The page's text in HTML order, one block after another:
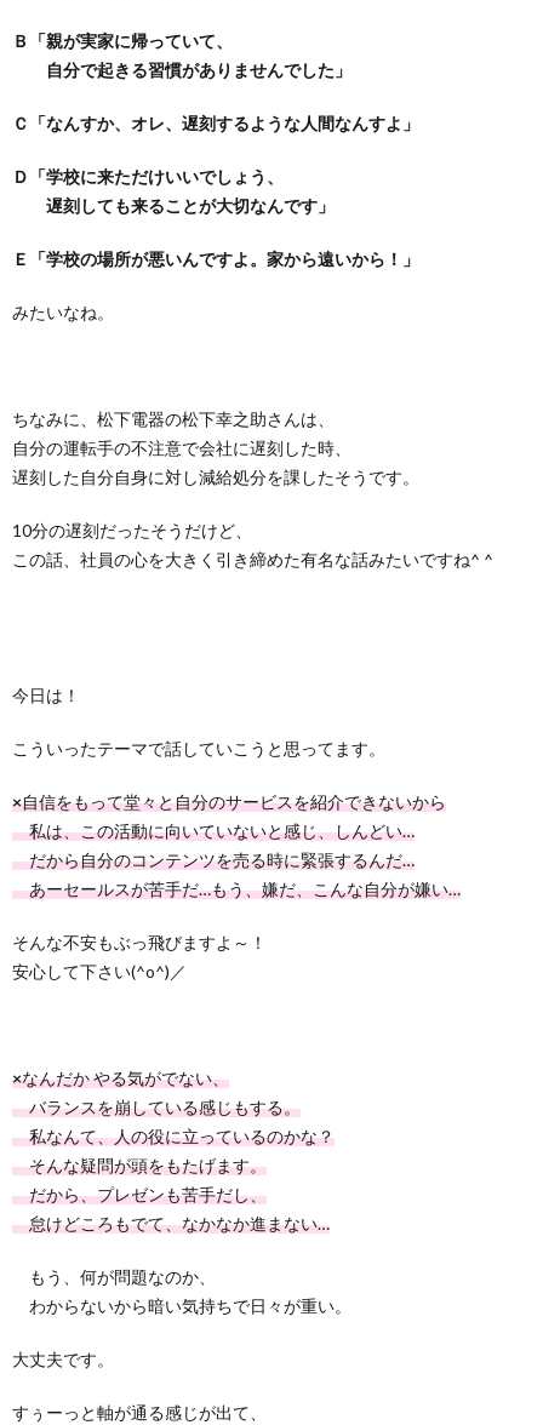
Ｂ「親が実家に帰っていて、
自分で起きる習慣がありませんでした」
Ｃ「なんすか、オレ、遅刻するような人間なんすよ」
Ｄ「学校に来ただけいいでしょう、
遅刻しても来ることが大切なんです」
Ｅ「学校の場所が悪いんですよ。家から遠いから！」
みたいなね。
ちなみに、松下電器の松下幸之助さんは、
自分の運転手の不注意で会社に遅刻した時、
遅刻した自分自身に対し減給処分を課したそうです。
10分の遅刻だったそうだけど、
この話、社員の心を大きく引き締めた有名な話みたいですね^ ^
今日は！
こういったテーマで話していこうと思ってます。
×自信をもって堂々と自分のサービスを紹介できないから
私は、この活動に向いていないと感じ、しんどい…
だから自分のコンテンツを売る時に緊張するんだ…
あーセールスが苦手だ…もう、嫌だ、こんな自分が嫌い…
そんな不安もぶっ飛びますよ～！
安心して下さい(^o^)／
×なんだか やる気がでない、
バランスを崩している感じもする。
私なんて、人の役に立っているのかな？
そんな疑問が頭をもたげます。
だから、プレゼンも苦手だし、
怠けどころもでて、なかなか進まない…
もう、何が問題なのか、
わからないから暗い気持ちで日々が重い。
大丈夫です。
すぅーっと軸が通る感じが出て、